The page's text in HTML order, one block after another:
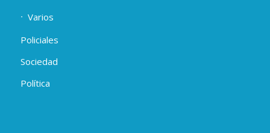
Varios
Policiales
Sociedad
Política